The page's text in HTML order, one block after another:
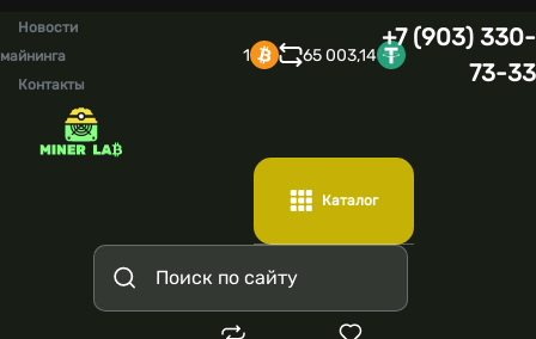
Новости
майнинга
Контакты
1 65 003,14
+7 (903) 330-
73-33
Каталог